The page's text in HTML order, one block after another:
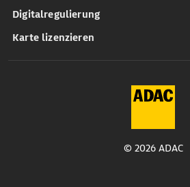
Digitalregulierung
Karte lizenzieren
© 2026 ADAC